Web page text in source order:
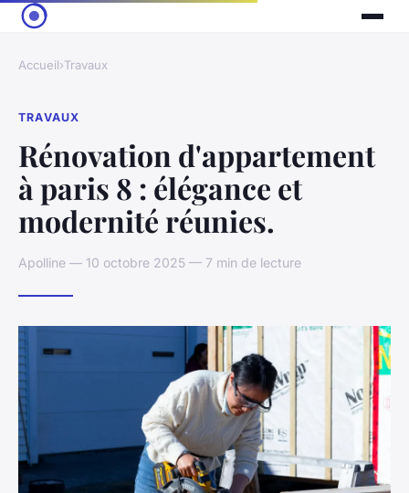
Accueil›Travaux
TRAVAUX
Rénovation d'appartement
à paris 8 : élégance et
modernité réunies.
Apolline — 10 octobre 2025 — 7 min de lecture